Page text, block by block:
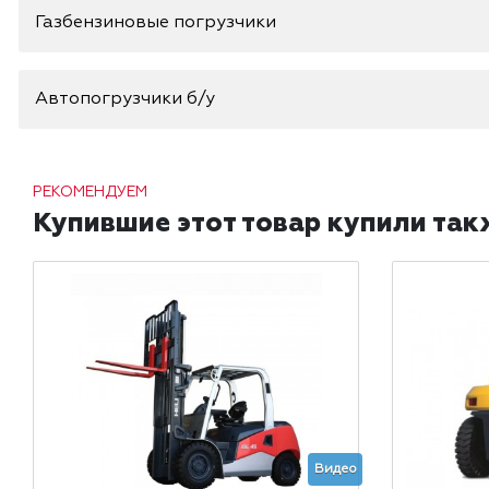
Газбензиновые погрузчики
Автопогрузчики б/у
РЕКОМЕНДУЕМ
Купившие этот товар купили
Видео